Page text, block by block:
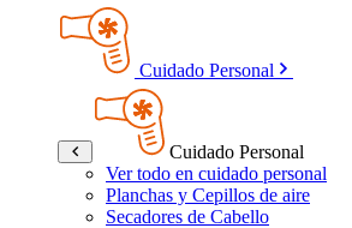
Cuidado Personal
Cuidado Personal
Ver todo en cuidado personal
Planchas y Cepillos de aire
Secadores de Cabello